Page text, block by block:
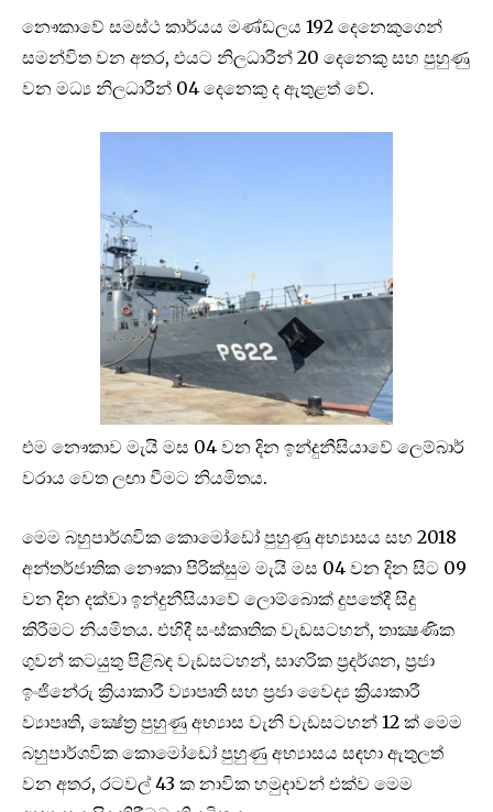
නෞකාවේ සමස්ථ කාර්යය මණ්ඩලය 192 දෙනෙකුගෙන්
සමන්විත වන අතර, එයට නිලධාරීන් 20 දෙනෙකු සහ පුහුණු
වන මධ්‍ය නිලධාරීන් 04 දෙනෙකු ද ඇතුළත් වේ.
එම නෞකාව මැයි මස 04 වන දින ඉන්දුනීසියාවේ ලෙම්බාර්
වරාය වෙත ලඟා වීමට නියමිතය.
මෙම බහුපාර්ශවික කොමෝඩෝ පුහුණු අභ්‍යාසය සහ 2018
අන්තර්ජාතික නෞකා පිරික්සුම මැයි මස 04 වන දින සිට 09
වන දින දක්වා ඉන්දුනීසියා‍වේ ලොම්බොක් දුපතේදී සිදු
කිරීමට නියමිතය. එහිදී සංස්කෘතික වැඩසටහන්, තාක්‍ෂණික
ගුවන් කටයුතු පිළිබඳ වැඩසටහන්, සාගරික ප්‍රදර්ශන, ප්‍රජා
ඉංජිනේරු ක්‍රියාකාරී ව්‍යාපෘති සහ ප්‍රජා වෛද්‍ය ක්‍රියාකාරී
ව්‍යාපෘති, ක්‍ෂේත්‍ර පුහුණු අභ්‍යාස වැනි වැඩසටහන් 12 ක් මෙම
බහුපාර්ශවික කොමෝඩෝ පුහුණු අභ්‍යාසය සඳහා ඇතුලත්
වන අතර, රටවල් 43 ක නාවික හමුදාවන් එක්ව මෙම